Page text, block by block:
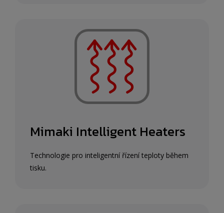
Mimaki Intelligent Heaters
Technologie pro inteligentní řízení teploty během
tisku.